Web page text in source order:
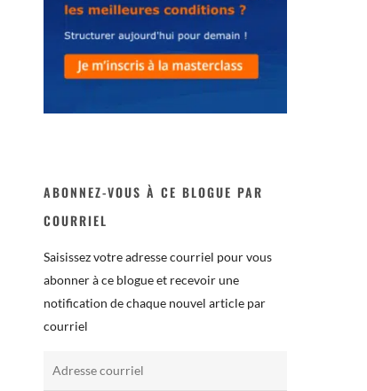
ABONNEZ-VOUS À CE BLOGUE PAR
COURRIEL
Saisissez votre adresse courriel pour vous
abonner à ce blogue et recevoir une
notification de chaque nouvel article par
courriel